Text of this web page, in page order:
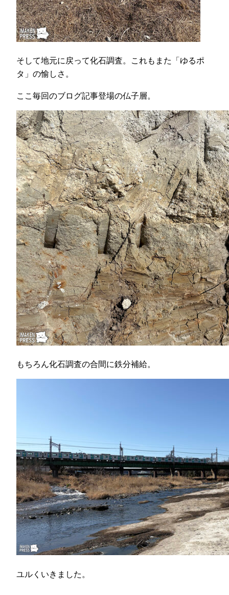
そして地元に戻って化石調査。これもまた「ゆるポ
タ」の愉しさ。
ここ毎回のブログ記事登場の仏子層。
もちろん化石調査の合間に鉄分補給。
ユルくいきました。